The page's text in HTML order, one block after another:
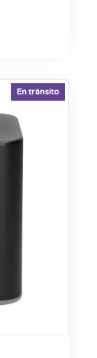
En tránsito